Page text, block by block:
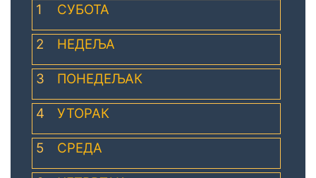
1 СУБОТА
2 НЕДЕЉА
3 ПОНЕДЕЉАК
4 УТОРАК
5 СРЕДА